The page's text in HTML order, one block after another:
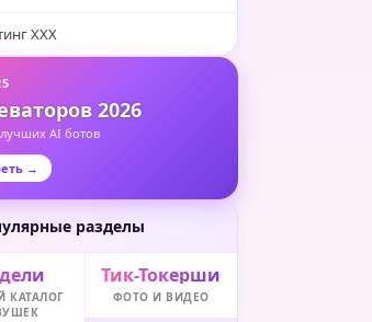
XXX
2026
AI ботов
→
разделы
КАТАЛОГ
Тик-Токерши
ФОТО И ВИДЕО